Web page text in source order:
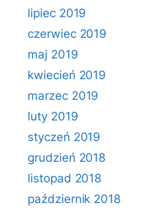
lipiec 2019
czerwiec 2019
maj 2019
kwiecień 2019
marzec 2019
luty 2019
styczeń 2019
grudzień 2018
listopad 2018
październik 2018